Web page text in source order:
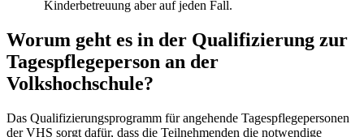
Kinderbetreuung aber auf jeden Fall.
Worum geht es in der Qualifizierung zur
Tagespflegeperson an der
Volkshochschule?
Das Qualifizierungsprogramm für angehende Tagespflegepersonen
der VHS sorgt dafür, dass die Teilnehmenden die notwendige